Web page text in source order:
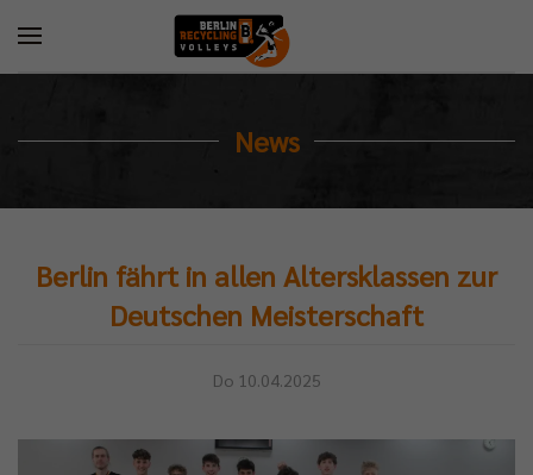
News
Berlin fährt in allen Altersklassen zur
Deutschen Meisterschaft
Do 10.04.2025